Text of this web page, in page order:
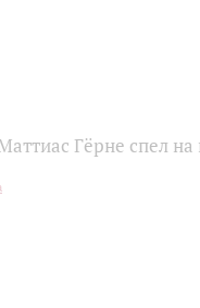
Гёрне спел